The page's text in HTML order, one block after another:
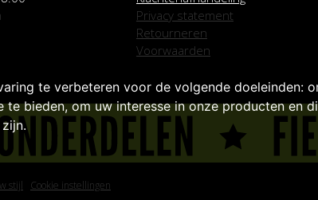
Privacy statement
Retourneren
Voorwaarden
stijl Cookie instellingen
te verbeteren voor de volgende doeleinden:
te bieden,om uw interesse in onze producten en
.